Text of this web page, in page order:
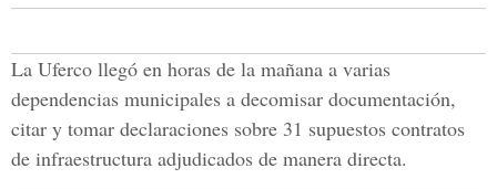
La Uferco llegó en horas de la mañana a varias
dependencias municipales a decomisar documentación,
citar y tomar declaraciones sobre 31 supuestos contratos
de infraestructura adjudicados de manera directa.